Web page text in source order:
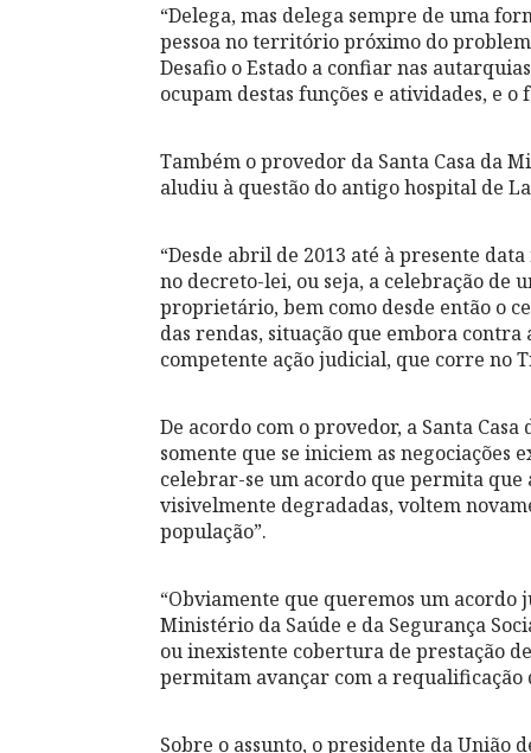
“Delega, mas delega sempre de uma
pessoa no território próximo do
Desafio o Estado a confiar nas
ocupam destas funções e atividades, e
Também o provedor da Santa Casa da
aludiu à questão do antigo hospital de
“Desde abril de 2013 até à presente
no decreto-lei, ou seja, a celebração de
proprietário, bem como desde então o
das rendas, situação que embora
competente ação judicial, que corre no
De acordo com o provedor, a Santa
somente que se iniciem as negociações
celebrar-se um acordo que permita
visivelmente degradadas, voltem
população”.
“Obviamente que queremos um acordo
Ministério da Saúde e da Segurança
ou inexistente cobertura de prestação
permitam avançar com a requalificação
Sobre o assunto, o presidente da União